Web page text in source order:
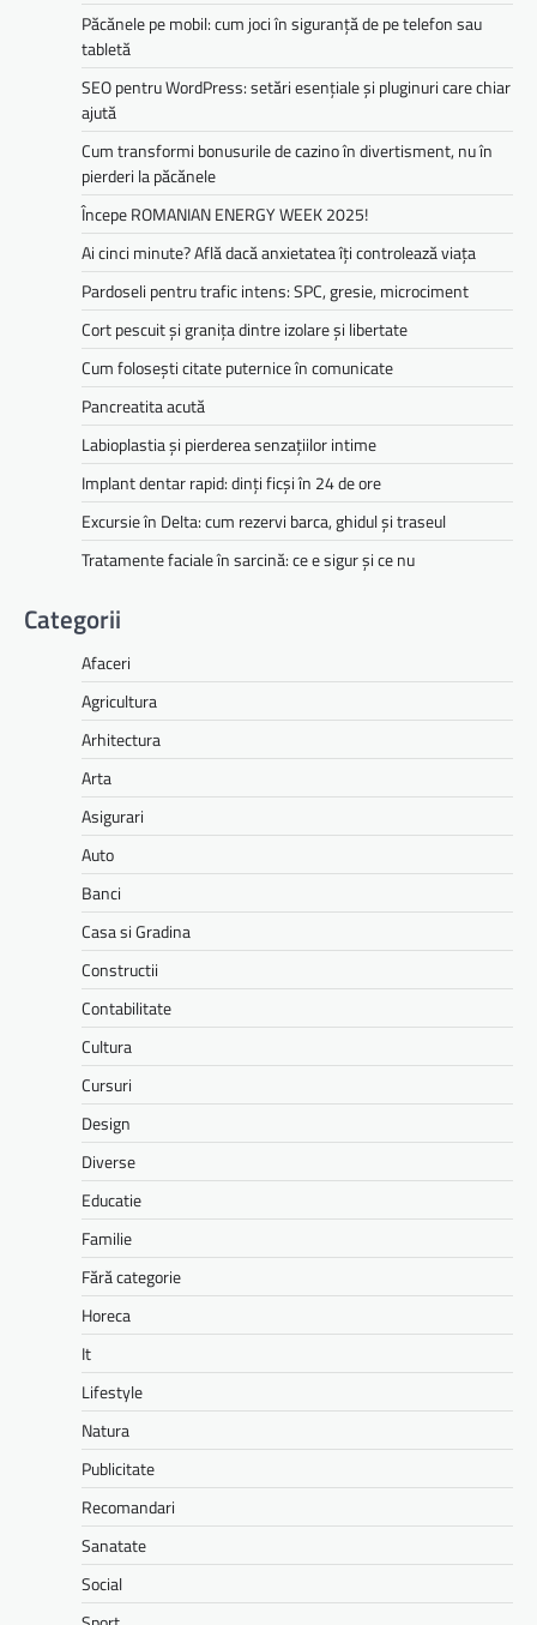
Păcănele pe mobil: cum joci în siguranță de pe telefon sau
tabletă
SEO pentru WordPress: setări esențiale și pluginuri care chiar
ajută
Cum transformi bonusurile de cazino în divertisment, nu în
pierderi la păcănele
Începe ROMANIAN ENERGY WEEK 2025!
Ai cinci minute? Află dacă anxietatea îți controlează viața
Pardoseli pentru trafic intens: SPC, gresie, microciment
Cort pescuit și granița dintre izolare și libertate
Cum folosești citate puternice în comunicate
Pancreatita acută
Labioplastia și pierderea senzațiilor intime
Implant dentar rapid: dinți ficși în 24 de ore
Excursie în Delta: cum rezervi barca, ghidul și traseul
Tratamente faciale în sarcină: ce e sigur și ce nu
Categorii
Afaceri
Agricultura
Arhitectura
Arta
Asigurari
Auto
Banci
Casa si Gradina
Constructii
Contabilitate
Cultura
Cursuri
Design
Diverse
Educatie
Familie
Fără categorie
Horeca
It
Lifestyle
Natura
Publicitate
Recomandari
Sanatate
Social